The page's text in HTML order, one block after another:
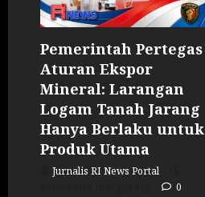
Pemerintah Pertegas
Aturan Ekspor
Mineral: Larangan
Logam Tanah Jarang
Hanya Berlaku untuk
Produk Utama
Jurnalis RI News Portal
0